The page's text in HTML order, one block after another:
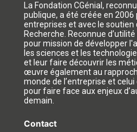
La Fondation CGénial,
publique, a été créée en 2006
entreprises et avec le soutien
Recherche. Reconnue
pour mission de développer
les sciences et les
et leur faire découvrir les
œuvre également au
monde de l’entreprise et celui
pour faire face aux enjeux
demain.
Contact